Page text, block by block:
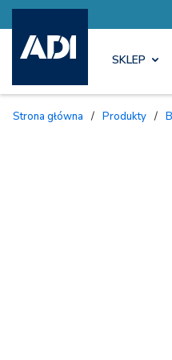
SKLEP
Strona główna / Produkty /